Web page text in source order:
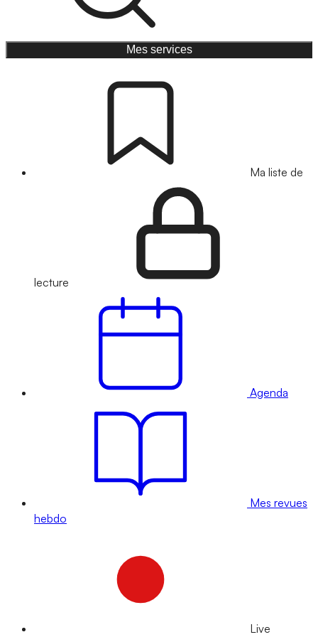
Mes services
Ma liste de
lecture
Agenda
Mes revues
hebdo
Live